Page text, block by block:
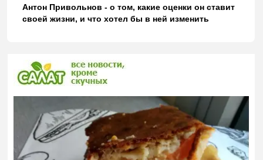
Антон Привольнов - о том, какие оценки он ставит
своей жизни, и что хотел бы в ней изменить